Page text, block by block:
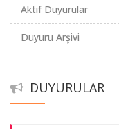
Aktif Duyurular
Duyuru Arşivi
DUYURULAR
ANNOUNCEMENT